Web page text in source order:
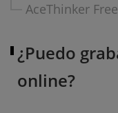
AceThinker
¿Puedo
online?